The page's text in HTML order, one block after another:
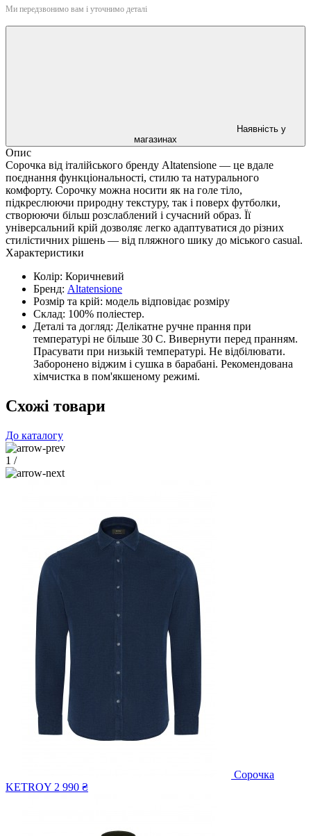
Ми передзвонимо вам і уточнимо деталі
Наявність у
магазинах
Опис
Сорочка від італійського бренду Altatensione — це вдале
поєднання функціональності, стилю та натурального
комфорту. Сорочку можна носити як на голе тіло,
підкреслюючи природну текстуру, так і поверх футболки,
створюючи більш розслаблений і сучасний образ. Її
універсальний крій дозволяє легко адаптуватися до різних
стилістичних рішень — від пляжного шику до міського casual.
Характеристики
Колір: Коричневий
Бренд: Altatensione
Розмір та крій: модель відповідає розміру
Склад: 100% поліестер.
Деталі та догляд: Делікатне ручне прання при
температурі не більше 30 С. Вивернути перед пранням.
Прасувати при низькій температурі. Не відбілювати.
Заборонено віджим і сушка в барабані. Рекомендована
хімчистка в пом'якшеному режимі.
Схожі товари
До каталогу
1 /
Сорочка
KETROY 2 990 ₴